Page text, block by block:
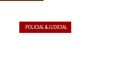
POLICIAL & JUDICIAL